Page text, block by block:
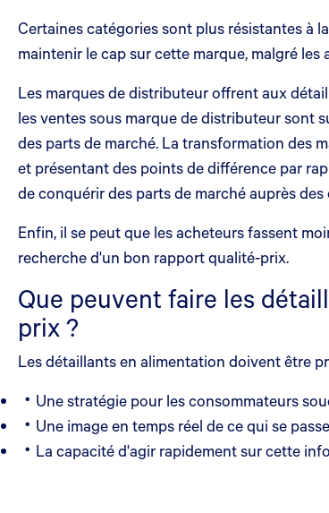
Certaines catégories sont plus résistantes à
maintenir le cap sur cette marque, malgré
Les marques de distributeur offrent aux
les ventes sous marque de distributeur sont
des parts de marché. La transformation des
et présentant des points de différence par
de conquérir des parts de marché auprès
Enfin, il se peut que les acheteurs fassent
recherche d'un bon rapport qualité-prix.
Que peuvent faire les
prix ?
Les détaillants en alimentation doivent être
Une stratégie pour les consommateurs
Une image en temps réel de ce qui se passe
La capacité d'agir rapidement sur cette